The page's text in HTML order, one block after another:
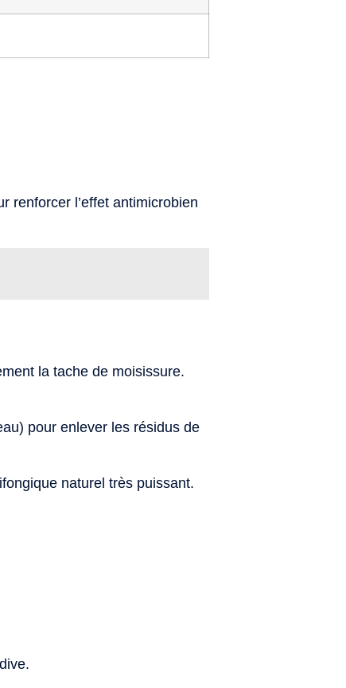
renforcer l’effet antimicrobien
la tache de moisissure.
pour enlever les résidus de
naturel très puissant.